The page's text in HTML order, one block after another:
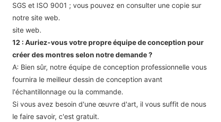
SGS et ISO 9001 ; vous pouvez en consulter une copie sur
notre site web.
site web.
12 : Auriez-vous votre propre équipe de conception pour
créer des montres selon notre demande ?
A: Bien sûr, notre équipe de conception professionnelle vous
fournira le meilleur dessin de conception avant
l'échantillonnage ou la commande.
Si vous avez besoin d'une œuvre d'art, il vous suffit de nous
le faire savoir, c'est gratuit.